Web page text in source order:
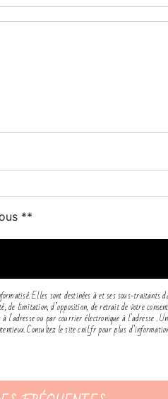
**
Elles sont destinées à et ses sous-traitants
limitation, d’opposition, de retrait de votre
l'adresse ou par courrier électronique à l'adresse
Consultez le site cnil.fr pour plus